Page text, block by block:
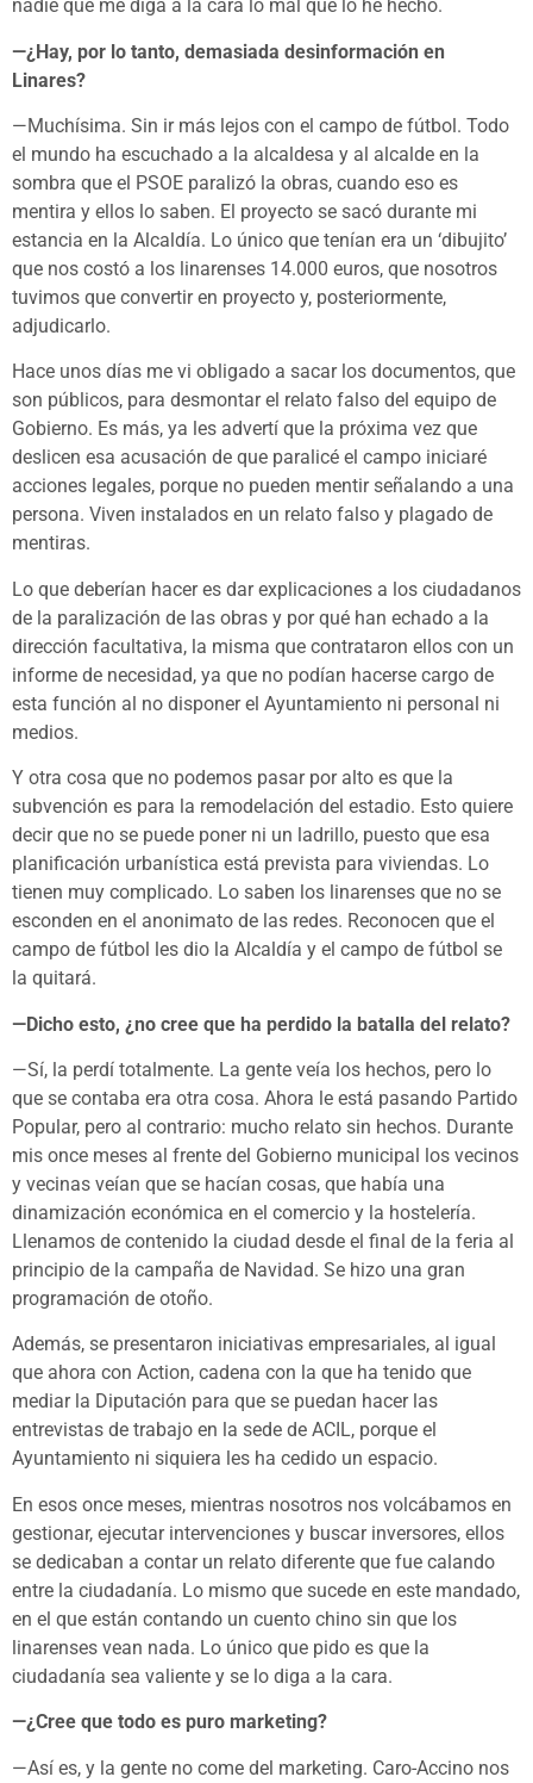
nadie que me diga a la cara lo mal que lo he hecho.
—¿Hay, por lo tanto, demasiada desinformación en
Linares?
—Muchísima. Sin ir más lejos con el campo de fútbol. Todo
el mundo ha escuchado a la alcaldesa y al alcalde en la
sombra que el PSOE paralizó la obras, cuando eso es
mentira y ellos lo saben. El proyecto se sacó durante mi
estancia en la Alcaldía. Lo único que tenían era un ‘dibujito’
que nos costó a los linarenses 14.000 euros, que nosotros
tuvimos que convertir en proyecto y, posteriormente,
adjudicarlo.
Hace unos días me vi obligado a sacar los documentos, que
son públicos, para desmontar el relato falso del equipo de
Gobierno. Es más, ya les advertí que la próxima vez que
deslicen esa acusación de que paralicé el campo iniciaré
acciones legales, porque no pueden mentir señalando a una
persona. Viven instalados en un relato falso y plagado de
mentiras.
Lo que deberían hacer es dar explicaciones a los ciudadanos
de la paralización de las obras y por qué han echado a la
dirección facultativa, la misma que contrataron ellos con un
informe de necesidad, ya que no podían hacerse cargo de
esta función al no disponer el Ayuntamiento ni personal ni
medios.
Y otra cosa que no podemos pasar por alto es que la
subvención es para la remodelación del estadio. Esto quiere
decir que no se puede poner ni un ladrillo, puesto que esa
planificación urbanística está prevista para viviendas. Lo
tienen muy complicado. Lo saben los linarenses que no se
esconden en el anonimato de las redes. Reconocen que el
campo de fútbol les dio la Alcaldía y el campo de fútbol se
la quitará.
—Dicho esto, ¿no cree que ha perdido la batalla del relato?
—Sí, la perdí totalmente. La gente veía los hechos, pero lo
que se contaba era otra cosa. Ahora le está pasando Partido
Popular, pero al contrario: mucho relato sin hechos. Durante
mis once meses al frente del Gobierno municipal los vecinos
y vecinas veían que se hacían cosas, que había una
dinamización económica en el comercio y la hostelería.
Llenamos de contenido la ciudad desde el final de la feria al
principio de la campaña de Navidad. Se hizo una gran
programación de otoño.
Además, se presentaron iniciativas empresariales, al igual
que ahora con Action, cadena con la que ha tenido que
mediar la Diputación para que se puedan hacer las
entrevistas de trabajo en la sede de ACIL, porque el
Ayuntamiento ni siquiera les ha cedido un espacio.
En esos once meses, mientras nosotros nos volcábamos en
gestionar, ejecutar intervenciones y buscar inversores, ellos
se dedicaban a contar un relato diferente que fue calando
entre la ciudadanía. Lo mismo que sucede en este mandado,
en el que están contando un cuento chino sin que los
linarenses vean nada. Lo único que pido es que la
ciudadanía sea valiente y se lo diga a la cara.
—¿Cree que todo es puro marketing?
—Así es, y la gente no come del marketing. Caro-Accino nos